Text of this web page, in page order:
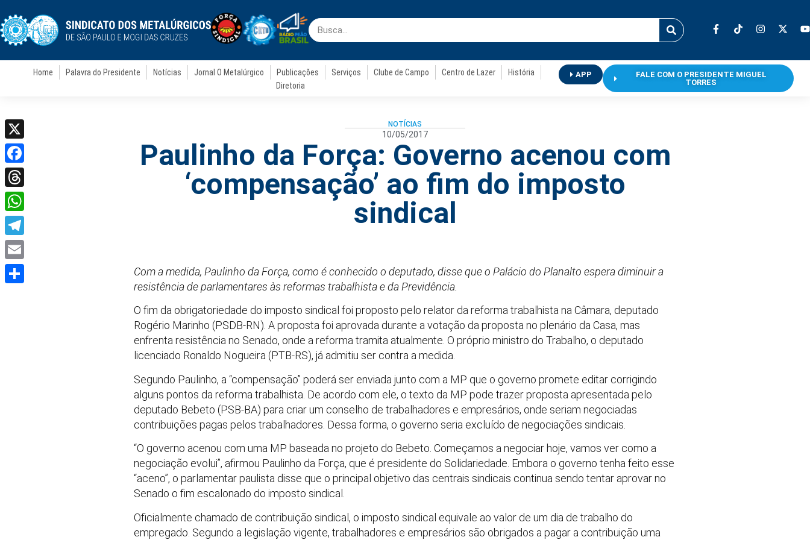
Home Palavra do Presidente Notícias Jornal O Metalúrgico Publicações Serviços Clube de Campo Centro de Lazer
História
Diretoria
APP
FALE COM O PRESIDENTE MIGUEL
TORRES
NOTÍCIAS
10/05/2017
Paulinho da Força: Governo acenou com
‘compensação’ ao fim do imposto
sindical
Com a medida, Paulinho da Força, como é conhecido o deputado, disse que o Palácio do Planalto espera diminuir a
resistência de parlamentares às reformas trabalhista e da Previdência.
O fim da obrigatoriedade do imposto sindical foi proposto pelo relator da reforma trabalhista na Câmara, deputado
Rogério Marinho (PSDB-RN). A proposta foi aprovada durante a votação da proposta no plenário da Casa, mas
enfrenta resistência no Senado, onde a reforma tramita atualmente. O próprio ministro do Trabalho, o deputado
licenciado Ronaldo Nogueira (PTB-RS), já admitiu ser contra a medida.
Segundo Paulinho, a “compensação” poderá ser enviada junto com a MP que o governo promete editar corrigindo
alguns pontos da reforma trabalhista. De acordo com ele, o texto da MP pode trazer proposta apresentada pelo
deputado Bebeto (PSB-BA) para criar um conselho de trabalhadores e empresários, onde seriam negociadas
contribuições pagas pelos trabalhadores. Dessa forma, o governo seria excluído de negociações sindicais.
“O governo acenou com uma MP baseada no projeto do Bebeto. Começamos a negociar hoje, vamos ver como a
negociação evolui”, afirmou Paulinho da Força, que é presidente do Solidariedade. Embora o governo tenha feito esse
“aceno”, o parlamentar paulista disse que o principal objetivo das centrais sindicais continua sendo tentar aprovar no
Senado o fim escalonado do imposto sindical.
Oficialmente chamado de contribuição sindical, o imposto sindical equivale ao valor de um dia de trabalho do
empregado. Segundo a legislação vigente, trabalhadores e empresários são obrigados a pagar a contribuição uma
X
Facebook
Threads
WhatsApp
Telegram
Email